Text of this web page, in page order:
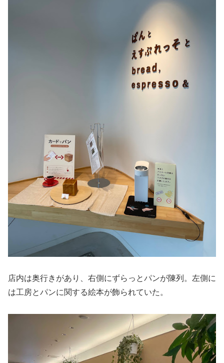
店内は奥行きがあり、右側にずらっとパンが陳列。左側に
は工房とパンに関する絵本が飾られていた。